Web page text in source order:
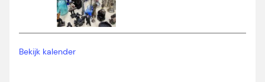
Bekijk kalender